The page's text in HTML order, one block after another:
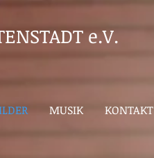
e.V.
MUSIK KONTAKT